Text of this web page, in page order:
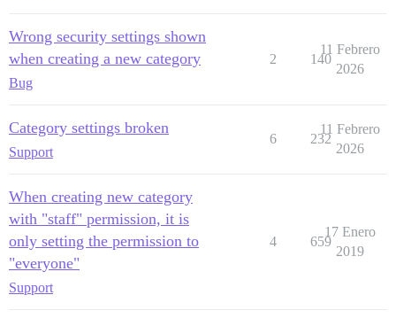
Wrong security settings shown
when creating a new category
Bug
2 140
11 Febrero
2026
Category settings broken
Support
6 232
11 Febrero
2026
When creating new category
with "staff" permission, it is
only setting the permission to
"everyone"
Support
4 659
17 Enero
2019